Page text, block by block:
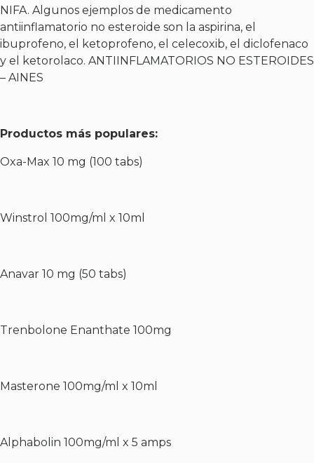
NIFA. Algunos ejemplos de medicamento
antiinflamatorio no esteroide son la aspirina, el
ibuprofeno, el ketoprofeno, el celecoxib, el diclofenaco
y el ketorolaco. ANTIINFLAMATORIOS NO ESTEROIDES
– AINES
Productos más populares:
Oxa-Max 10 mg (100 tabs)
Winstrol 100mg/ml x 10ml
Anavar 10 mg (50 tabs)
Trenbolone Enanthate 100mg
Masterone 100mg/ml x 10ml
Alphabolin 100mg/ml x 5 amps